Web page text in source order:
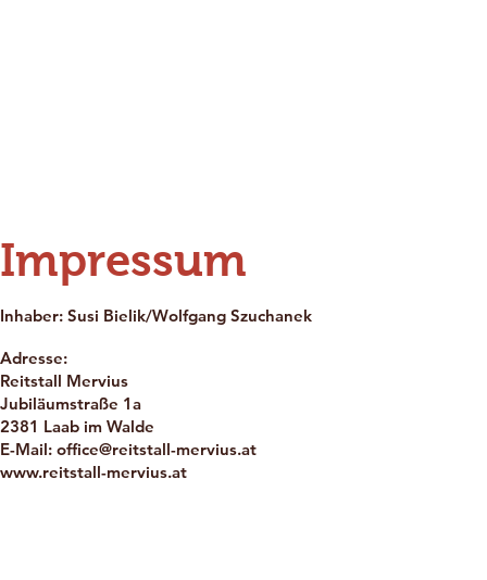
Impressum
Inhaber: Susi Bielik/Wolfgang Szuchanek
Adresse:
Reitstall Mervius
Jubiläumstraße 1a
2381 Laab im Walde
E-Mail: office@reitstall-mervius.at
www.reitstall-mervius.at